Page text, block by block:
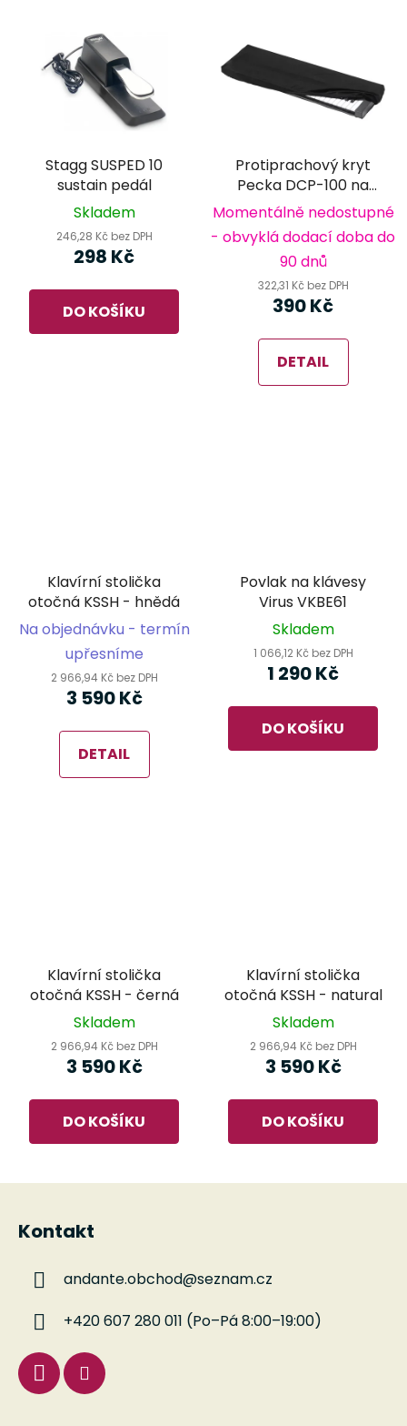
Stagg SUSPED 10
sustain pedál
Skladem
246,28 Kč bez DPH
298 Kč
DO KOŠÍKU
Protiprachový kryt
Pecka DCP-100 na
klávesy
Momentálně nedostupné
- obvyklá dodací doba do
90 dnů
322,31 Kč bez DPH
390 Kč
DETAIL
Klavírní stolička
otočná KSSH - hnědá
Na objednávku - termín
upřesníme
2 966,94 Kč bez DPH
3 590 Kč
DETAIL
Povlak na klávesy
Virus VKBE61
Skladem
1 066,12 Kč bez DPH
1 290 Kč
DO KOŠÍKU
Klavírní stolička
otočná KSSH - černá
Skladem
2 966,94 Kč bez DPH
3 590 Kč
DO KOŠÍKU
Klavírní stolička
otočná KSSH - natural
Skladem
2 966,94 Kč bez DPH
3 590 Kč
DO KOŠÍKU
Z
Kontakt
andante.obchod@seznam.cz
+420 607 280 011 (Po–Pá 8:00–19:00)